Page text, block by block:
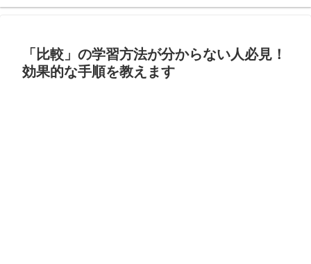
「比較」の学習方法が分からない人必見！
効果的な手順を教えます